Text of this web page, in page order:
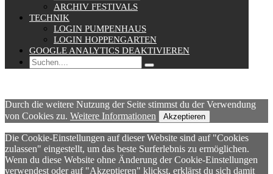
ARCHIV FESTIVALS
TECHNIK
LOGIN PUMPENHAUS
LOGIN HOPPENGARTEN
GOOGLE ANALYTICS DEAKTIVIEREN
Durch die weitere Nutzung der Seite stimmst du der Verwendung
von Cookies zu. Weitere Informationen Akzeptieren
Die Cookie-Einstellungen auf dieser Website sind auf "Cookies
zulassen" eingestellt, um das beste Surferlebnis zu ermöglichen.
Wenn du diese Website ohne Änderung der Cookie-Einstellungen
verwendest oder auf "Akzeptieren" klickst, erklärst du sich damit